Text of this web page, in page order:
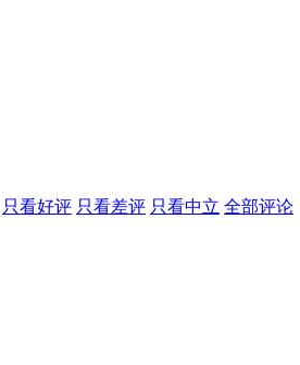
只看好评 只看差评 只看中立 全部评论